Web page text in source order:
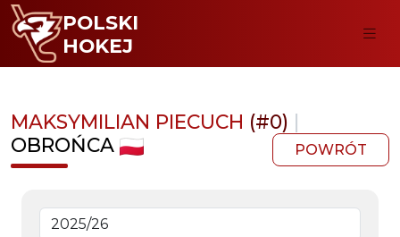
POLSKI
HOKEJ
MAKSYMILIAN PIECUCH (#0) |
OBROŃCA
POWRÓT